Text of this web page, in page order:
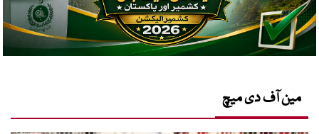
مین آف دی میچ